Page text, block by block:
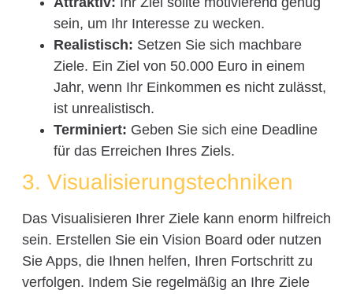
sein, um Ihr Interesse zu wecken.
Realistisch: Setzen Sie sich machbare
Ziele. Ein Ziel von 50.000 Euro in einem
Jahr, wenn Ihr Einkommen es nicht zulässt,
ist unrealistisch.
Terminiert: Geben Sie sich eine Deadline
für das Erreichen Ihres Ziels.
3. Visualisierungstechniken
Das Visualisieren Ihrer Ziele kann enorm hilfreich
sein. Erstellen Sie ein Vision Board oder nutzen
Sie Apps, die Ihnen helfen, Ihren Fortschritt zu
verfolgen. Indem Sie regelmäßig an Ihre Ziele